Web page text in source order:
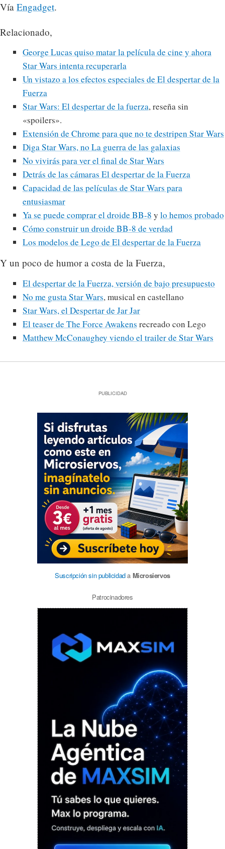
Vía Engadget.
Relacionado,
George Lucas quiso matar la película de cine y ahora
Star Wars intenta recuperarla
Un vistazo a los efectos especiales de El despertar de la
Fuerza
Star Wars: El despertar de la fuerza, reseña sin
«spoilers».
Extensión de Chrome para que no te destripen Star Wars
Diga Star Wars, no La guerra de las galaxias
No vivirás para ver el final de Star Wars
Detrás de las cámaras El despertar de la Fuerza
Capacidad de las películas de Star Wars para
entusiasmar
Ya se puede comprar el droide BB-8 y lo hemos probado
Cómo construir un droide BB-8 de verdad
Los modelos de Lego de El despertar de la Fuerza
Y un poco de humor a costa de la Fuerza,
El despertar de la Fuerza, versión de bajo presupuesto
No me gusta Star Wars, musical en castellano
Star Wars, el Despertar de Jar Jar
El teaser de The Force Awakens recreado con Lego
Matthew McConaughey viendo el trailer de Star Wars
PUBLICIDAD
Suscripción sin publicidada Microsiervos
Patrocinadores